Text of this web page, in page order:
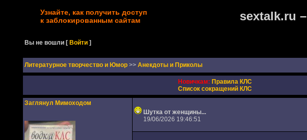
Узнайте, как получить доступ
к заблокированным сайтам
sextalk.ru –
Вы не вошли [Войти ]
Литературное творчество и Юмор >> Анекдоты и Приколы
Новичкам: Правила КЛС
Список сокращений КЛС
Заглянул Мимоходом
Шутка от женщины...
19/06/2026 19:46:51